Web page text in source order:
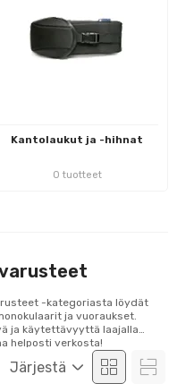
Kantolaukut ja -hihnat
0 tuotteet
Järjestä
-kategoriasta löydät
ja vuoraukset.
ja käytettävyyttä laajalla
helposti verkosta!